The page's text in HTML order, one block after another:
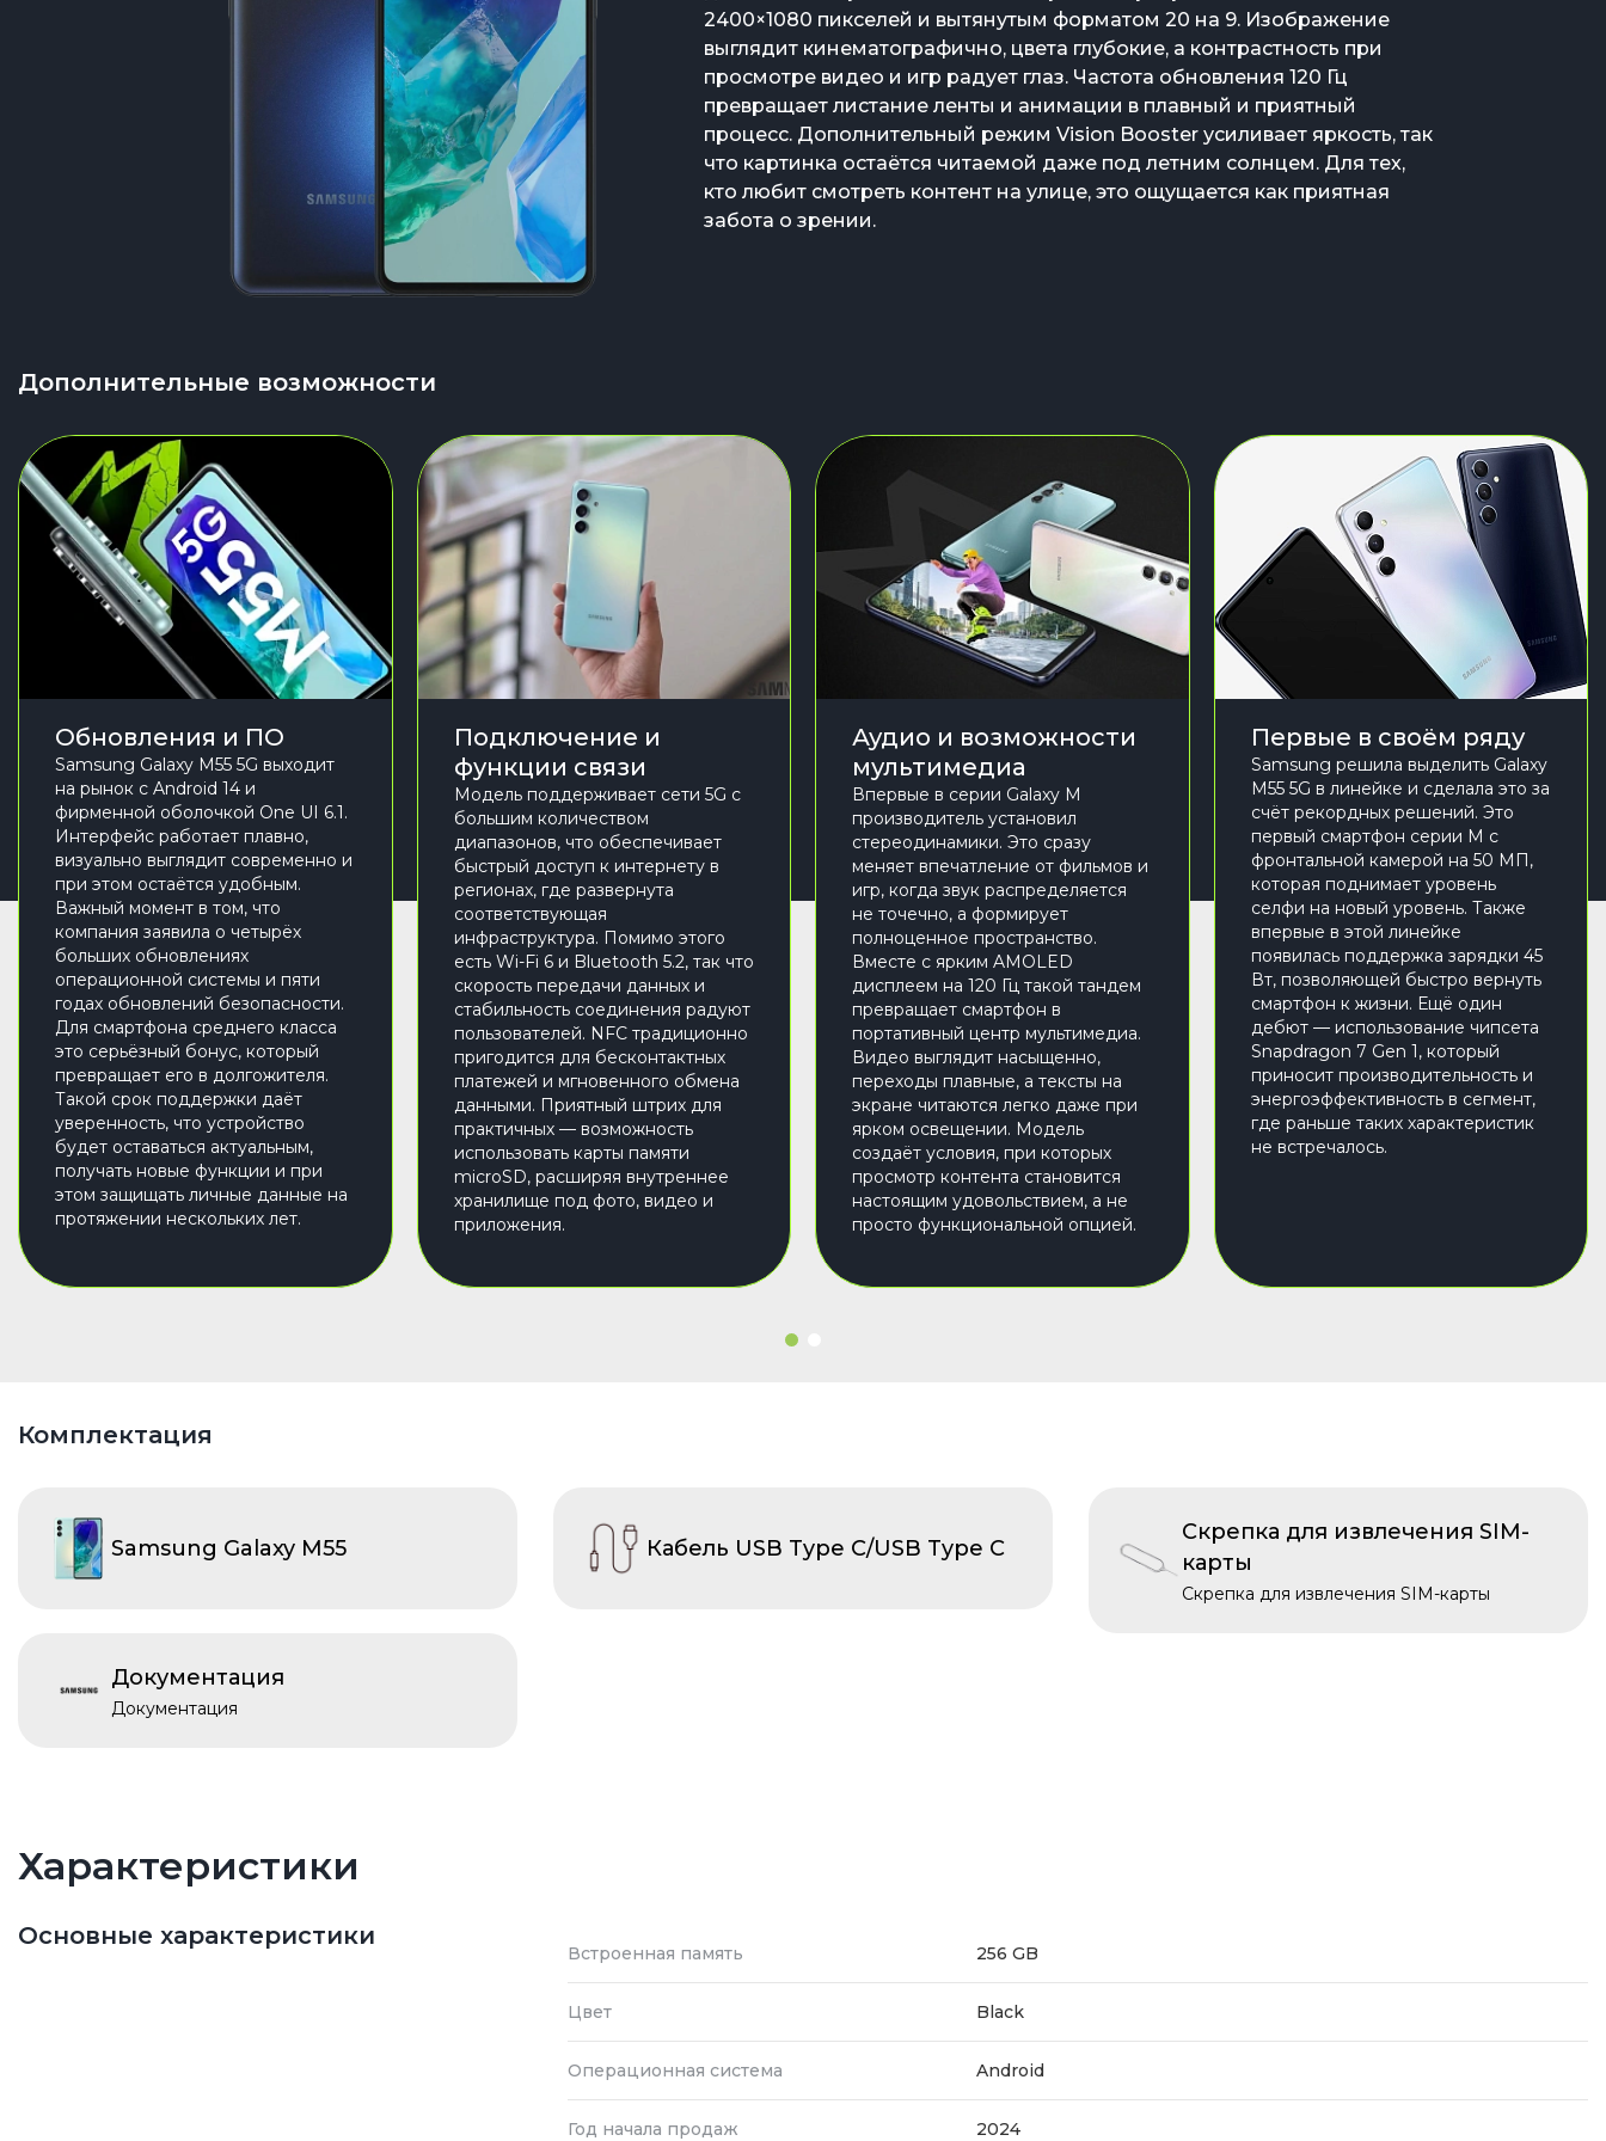
2400×1080 пикселей и вытянутым форматом 20 на 9. Изображение
выглядит кинематографично, цвета глубокие, а контрастность при
просмотре видео и игр радует глаз. Частота обновления 120 Гц
превращает листание ленты и анимации в плавный и приятный
процесс. Дополнительный режим Vision Booster усиливает яркость, так
что картинка остаётся читаемой даже под летним солнцем. Для тех,
кто любит смотреть контент на улице, это ощущается как приятная
забота о зрении.
Дополнительные возможности
Обновления и ПО
Samsung Galaxy M55 5G выходит
на рынок с Android 14 и
фирменной оболочкой One UI 6.1.
Интерфейс работает плавно,
визуально выглядит современно и
при этом остаётся удобным.
Важный момент в том, что
компания заявила о четырёх
больших обновлениях
операционной системы и пяти
годах обновлений безопасности.
Для смартфона среднего класса
это серьёзный бонус, который
превращает его в долгожителя.
Такой срок поддержки даёт
уверенность, что устройство
будет оставаться актуальным,
получать новые функции и при
этом защищать личные данные на
протяжении нескольких лет.
Подключение и
функции связи
Модель поддерживает сети 5G с
большим количеством
диапазонов, что обеспечивает
быстрый доступ к интернету в
регионах, где развернута
соответствующая
инфраструктура. Помимо этого
есть Wi-Fi 6 и Bluetooth 5.2, так что
скорость передачи данных и
стабильность соединения радуют
пользователей. NFC традиционно
пригодится для бесконтактных
платежей и мгновенного обмена
данными. Приятный штрих для
практичных — возможность
использовать карты памяти
microSD, расширяя внутреннее
хранилище под фото, видео и
приложения.
Аудио и возможности
мультимедиа
Впервые в серии Galaxy M
производитель установил
стереодинамики. Это сразу
меняет впечатление от фильмов и
игр, когда звук распределяется
не точечно, а формирует
полноценное пространство.
Вместе с ярким AMOLED
дисплеем на 120 Гц такой тандем
превращает смартфон в
портативный центр мультимедиа.
Видео выглядит насыщенно,
переходы плавные, а тексты на
экране читаются легко даже при
ярком освещении. Модель
создаёт условия, при которых
просмотр контента становится
настоящим удовольствием, а не
просто функциональной опцией.
Первые в своём ряду
Samsung решила выделить Galaxy
M55 5G в линейке и сделала это за
счёт рекордных решений. Это
первый смартфон серии M с
фронтальной камерой на 50 МП,
которая поднимает уровень
селфи на новый уровень. Также
впервые в этой линейке
появилась поддержка зарядки 45
Вт, позволяющей быстро вернуть
смартфон к жизни. Ещё один
дебют — использование чипсета
Snapdragon 7 Gen 1, который
приносит производительность и
энергоэффективность в сегмент,
где раньше таких характеристик
не встречалось.
Комплектация
Samsung Galaxy M55 Кабель USB Type C/USB Type C
Скрепка для извлечения SIM-
карты
Скрепка для извлечения SIM-карты
Документация
Документация
Характеристики
Основные характеристики
Встроенная память 256 GB
Цвет Black
Операционная система Android
Год начала продаж 2024